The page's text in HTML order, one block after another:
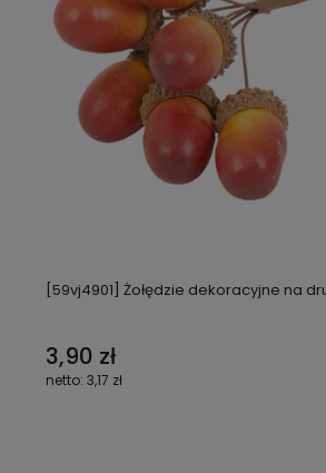
[59vj4901] Żołędzie dekoracyjne na
3,90 zł
3,17 zł